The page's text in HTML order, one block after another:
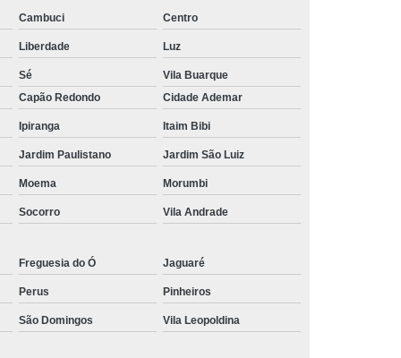
Piscina
Iluminação de Piscina com Led
Iluminação de Piscina em Led
em Piscina
Iluminação Interna Piscina
de Piscina
Iluminação para Piscina Led
Piscina Jacuzzi
Limpeza da Piscina
Limpeza de Piscina Condomínio
Limpeza de Piscina de Fibra
para Piscina
Limpeza Piscina
Aquecida
Limpeza de Piscina de Vinil
Limpeza de Piscina Filtrando
Cambuci Centro
Liberdade Luz
Sé
Vila Buarque
Capão Redondo Cidade Ademar
Ipiranga Itaim Bibi
Jardim Paulistano Jardim São Luiz
Moema Morumbi
Socorro Vila Andrade
Freguesia do Ó Jaguaré
Perus Pinheiros
São Domingos Vila Leopoldina